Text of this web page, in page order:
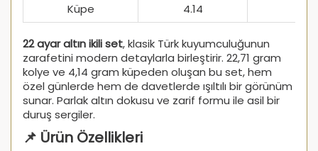
Küpe
4.14
22 ayar altın ikili set, klasik Türk kuyumculuğunun
zarafetini modern detaylarla birleştirir. 22,71 gram
kolye ve 4,14 gram küpeden oluşan bu set, hem
özel günlerde hem de davetlerde ışıltılı bir görünüm
sunar. Parlak altın dokusu ve zarif formu ile asil bir
duruş sergiler.
📌 Ürün Özellikleri